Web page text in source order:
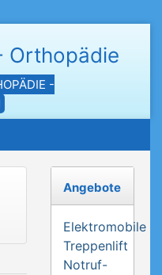
Orthopädie
-
Angebote
Elektromobile
Treppenlift
Notruf-